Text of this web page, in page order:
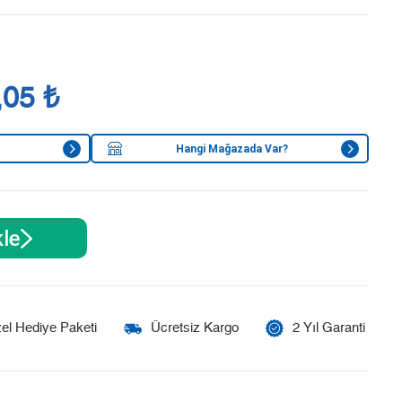
₺
Hangi Mağazada Var?
Hediye Paketi Ücretsiz Kargo 2 Yıl Garanti